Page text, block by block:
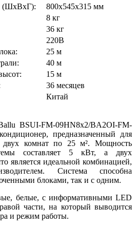
(ШхВхГ):
800х545х315 мм
8 кг
36 кг
220В
25 м
40 м
15 м
36 месяцев
Китай
BSUI-FM-09HN8х2/BA2OI-FM-
предназначенный для
двух комнат по 25 м². Мощность
составляет 5 кВт, а двух
является идеальной комбинацией,
Система способна
блоками, так и с одним.
белые, с информативными LED
части, на который выводится
и режим работы.